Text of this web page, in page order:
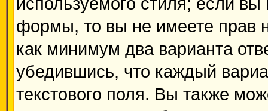
формы, то вы не имеете прав
как минимум два варианта
убедившись, что каждый
текстового поля. Вы также